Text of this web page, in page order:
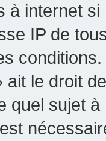
à internet
IP de
le droit
quel sujet